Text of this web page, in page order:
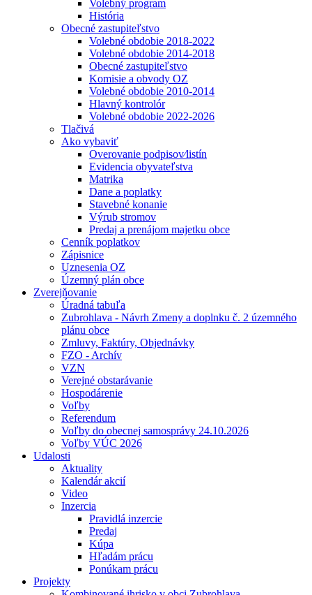
Volebný program
História
Obecné zastupiteľstvo
Volebné obdobie 2018-2022
Volebné obdobie 2014-2018
Obecné zastupiteľstvo
Komisie a obvody OZ
Volebné obdobie 2010-2014
Hlavný kontrolór
Volebné obdobie 2022-2026
Tlačivá
Ako vybaviť
Overovanie podpisov⁄listín
Evidencia obyvateľstva
Matrika
Dane a poplatky
Stavebné konanie
Výrub stromov
Predaj a prenájom majetku obce
Cenník poplatkov
Zápisnice
Uznesenia OZ
Územný plán obce
Zverejňovanie
Úradná tabuľa
Zubrohlava - Návrh Zmeny a doplnku č. 2 územného
plánu obce
Zmluvy, Faktúry, Objednávky
FZO - Archív
VZN
Verejné obstarávanie
Hospodárenie
Voľby
Referendum
Voľby do obecnej samosprávy 24.10.2026
Voľby VÚC 2026
Udalosti
Aktuality
Kalendár akcií
Video
Inzercia
Pravidlá inzercie
Predaj
Kúpa
Hľadám prácu
Ponúkam prácu
Projekty